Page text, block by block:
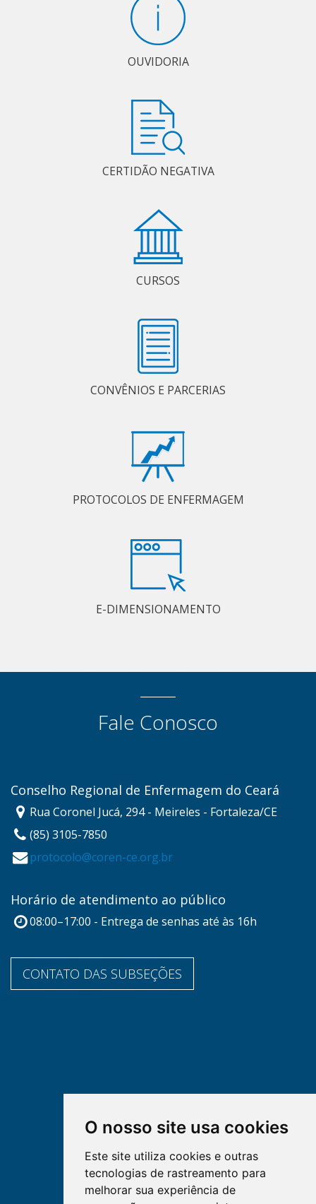
O nosso site usa cookies
Este site utiliza cookies e outras
tecnologias de rastreamento para
melhorar sua experiência de
OUVIDORIA
CERTIDÃO NEGATIVA
CURSOS
CONVÊNIOS E PARCERIAS
PROTOCOLOS DE ENFERMAGEM
E-DIMENSIONAMENTO
Fale Conosco
Conselho Regional de Enfermagem do Ceará
Rua Coronel Jucá, 294 - Meireles - Fortaleza/CE
(85) 3105-7850
protocolo@coren-ce.org.br
Horário de atendimento ao público
08:00–17:00 - Entrega de senhas até às 16h
CONTATO DAS SUBSEÇÕES